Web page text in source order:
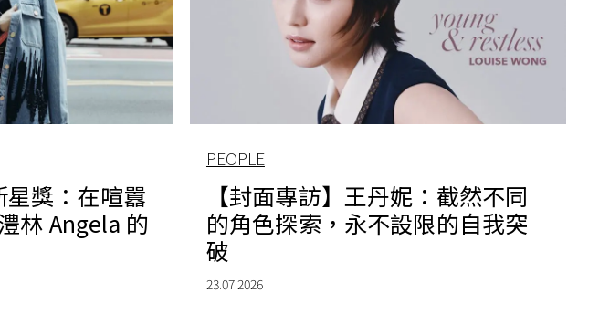
星獎：在喧囂
林 Angela 的
PEOPLE
【封面專訪】王丹妮：截然不同
的角色探索，永不設限的自我突
破
23.07.2026